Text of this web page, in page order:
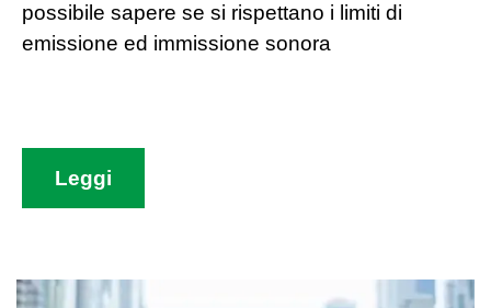
possibile sapere se si rispettano i limiti di
emissione ed immissione sonora
Leggi